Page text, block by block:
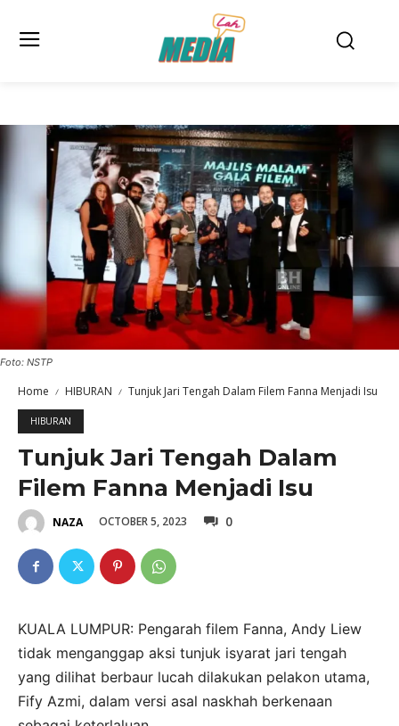
Foto: NSTP
Home HIBURAN Tunjuk Jari Tengah Dalam Filem Fanna Menjadi Isu
HIBURAN
Tunjuk Jari Tengah Dalam
Filem Fanna Menjadi Isu
NAZA OCTOBER 5, 2023 0
KUALA LUMPUR: Pengarah filem Fanna, Andy Liew
tidak menganggap aksi tunjuk isyarat jari tengah
yang dilihat berbaur lucah dilakukan pelakon utama,
Fify Azmi, dalam versi asal naskhah berkenaan